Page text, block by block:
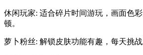
休闲玩家: 适合碎片时间游玩，画面色
顿。
萝卜粉丝: 解锁皮肤功能有趣，每天挑战